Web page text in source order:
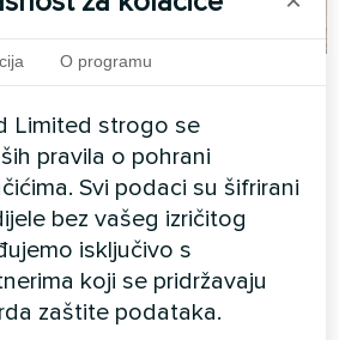
s
Split toplinska pumpa serije
Hotstar
O programu
Limited strogo se
pravila o pohrani
Svi podaci su šifrirani
bez vašeg izričitog
isključivo s
koji se pridržavaju
zaštite podataka.